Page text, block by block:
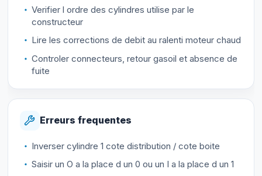
Verifier l ordre des cylindres utilise par le
constructeur
Lire les corrections de debit au ralenti moteur chaud
Controler connecteurs, retour gasoil et absence de
fuite
Erreurs frequentes
Inverser cylindre 1 cote distribution / cote boite
Saisir un O a la place d un 0 ou un I a la place d un 1